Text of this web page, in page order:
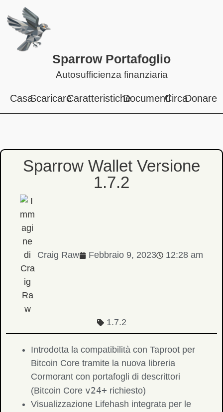
Sparrow Portafoglio
Autosufficienza finanziaria
CasaScaricareCaratteristicheDocumentiCircaDonare
Sparrow Wallet Versione
1.7.2
Craig Raw Febbraio 9, 2023 12:28 am
1.7.2
Introdotta la compatibilità con Taproot per
Bitcoin Core tramite la nuova libreria
Cormorant con portafogli di descrittori
(Bitcoin Core v24+ richiesto)
Visualizzazione Lifehash integrata per le